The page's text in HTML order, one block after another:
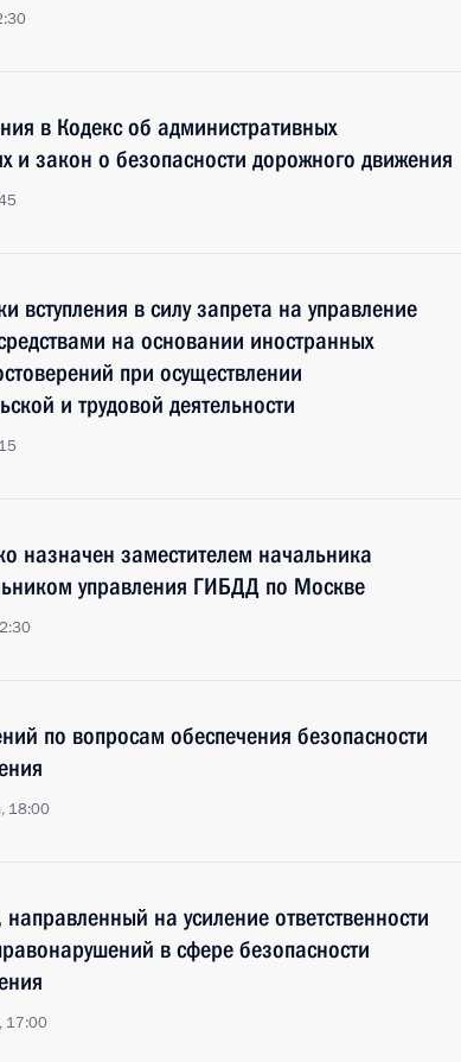
в Кодекс об административных
и закон о безопасности дорожного движения
вступления в силу запрета на управление
на основании иностранных
при осуществлении
и трудовой деятельности
назначен заместителем начальника
управления ГИБДД по Москве
по вопросам обеспечения безопасности
18:00
на усиление ответственности
в сфере безопасности
17:00